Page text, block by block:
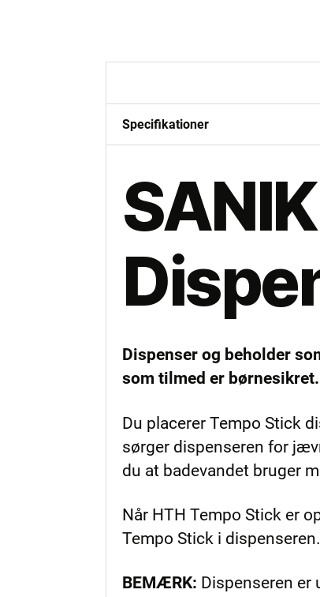
Specifikationer
Dispenser og beholder
som tilmed er børnesikret.
Du placerer Tempo Stick
sørger dispenseren for
du at badevandet bruger
Når HTH Tempo Stick er
Tempo Stick i dispenseren.
BEMÆRK: Dispenseren er